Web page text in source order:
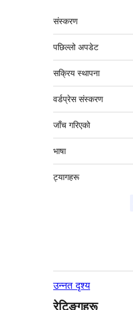
मेटा
संस्करण
पछिल्लो अपडेट
सक्रिय स्थापना
वर्डप्रेस संस्करण
जाँच गरिएको
भाषा
ट्यागहरू
उन्नत दृश्य
रेटिङ्गहरू